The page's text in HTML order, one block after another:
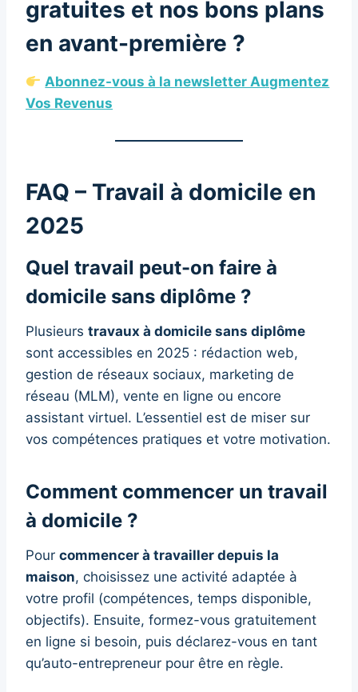
gratuites et nos bons plans
en avant-première ?
Abonnez-vous à la newsletter Augmentez
Vos Revenus
FAQ – Travail à domicile en
2025
Quel travail peut-on faire à
domicile sans diplôme ?
Plusieurs travaux à domicile sans diplôme
sont accessibles en 2025 : rédaction web,
gestion de réseaux sociaux, marketing de
réseau (MLM), vente en ligne ou encore
assistant virtuel. L’essentiel est de miser sur
vos compétences pratiques et votre motivation.
Comment commencer un travail
à domicile ?
Pour commencer à travailler depuis la
maison, choisissez une activité adaptée à
votre profil (compétences, temps disponible,
objectifs). Ensuite, formez-vous gratuitement
en ligne si besoin, puis déclarez-vous en tant
qu’auto-entrepreneur pour être en règle.